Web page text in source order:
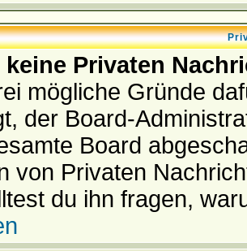
keine Privaten
mögliche Gründe
der Board-
Board
von Privaten
du ihn fragen,